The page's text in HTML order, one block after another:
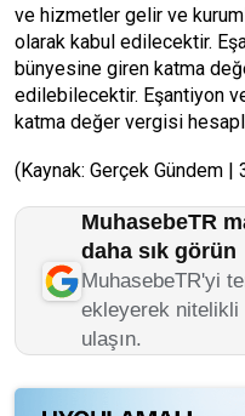
ve hizmetler gelir ve
olarak kabul edilecektir.
bünyesine giren katma
edilebilecektir. Eşantiyon
katma değer vergisi
(Kaynak: Gerçek Gündem |
MuhasebeTR
daha sık görün
MuhasebeTR'yi
ekleyerek nitelikli
ulaşın.